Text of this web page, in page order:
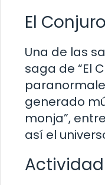
El
Una de las
saga de “El
generado
monja”,
así el